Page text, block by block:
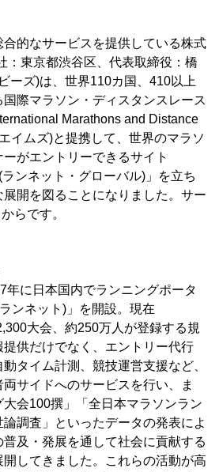
的なサービスを提供している株式
：東京都渋谷区、代表取締役：橋
ーズ)は、世界110カ国、410以上
際マラソン・ディスタンスレース
Marathons and Distance
イムズ)と提携して、世界のマラソ
がエントリーできるサイト
ランネット・グローバル)」を立ち
展開を図ることになりました。サー
らです。
年に日本国内でランニングポータ
ンネット)」を開設。現在
大会、約250万人が登録する規
供だけでなく、エントリー代行
タイム計測、競技運営支援など、
サイドへのサービスを行い、ま
会100撰」「全日本マラソンラン
調査」といったデータの発表によ
及・発展を通して社会に貢献する
してきました。これらの活動が高